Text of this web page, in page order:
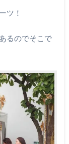
ツ！
るのでそこで